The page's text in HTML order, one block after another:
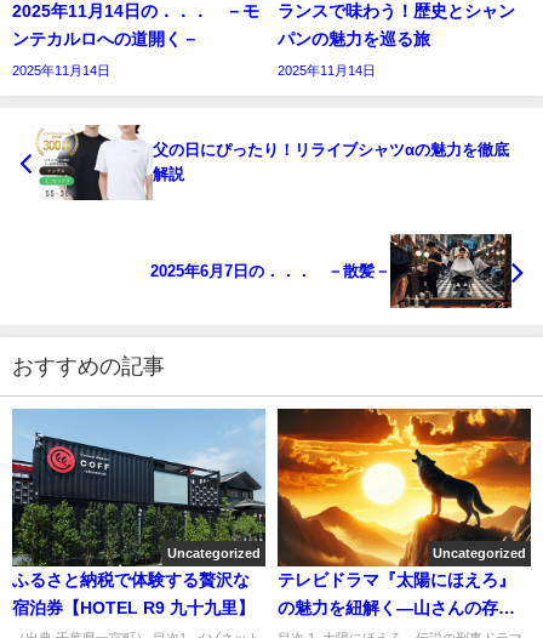
2025年11月14日の．．． －モ
ンテカルロへの道開く－
2025年11月14日
ランスで味わう！歴史とシャン
パンの魅力を巡る旅
2025年11月14日
父の日にぴったり！リライブシャツαの魅力を徹底
解説
2025年6月7日の．．． －散髪－
おすすめの記事
Uncategorized
ふるさと納税で体験する贅沢な
宿泊券【HOTEL R9 九十九里】
Uncategorized
テレビドラマ『太陽にほえろ』
の魅力を紐解く—山さんの存在